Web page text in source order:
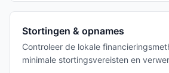
Stortingen & opnames
Controleer de lokale
minimale stortingsvereisten en